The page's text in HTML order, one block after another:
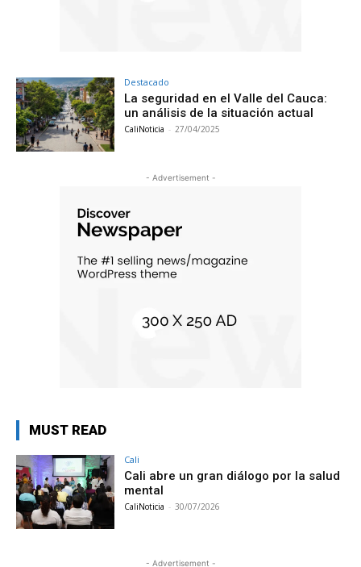
Destacado
La seguridad en el Valle del Cauca:
un análisis de la situación actual
CaliNoticia - 27/04/2025
- Advertisement -
MUST READ
Cali
Cali abre un gran diálogo por la salud
mental
CaliNoticia - 30/07/2026
- Advertisement -